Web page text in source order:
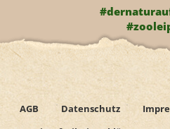
AGB Datenschutz